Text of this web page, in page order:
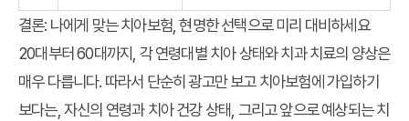
결론: 나에게 맞는 치아보험, 현명한 선택으로 미리 대비하세요
20대부터 60대까지, 각 연령대별 치아 상태와 치과 치료의 양상은
매우 다릅니다. 따라서 단순히 광고만 보고 치아보험에 가입하기
보다는, 자신의 연령과 치아 건강 상태, 그리고 앞으로 예상되는 치